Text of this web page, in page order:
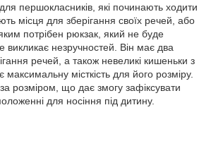
першокласників, які починають ходити
місця для зберігання своїх речей, або
потрібен рюкзак, який не буде
викликає незручностей. Він має два
речей, а також невеликі кишеньки з
максимальну місткість для його розміру.
розміром, що дає змогу зафіксувати
для носіння під дитину.